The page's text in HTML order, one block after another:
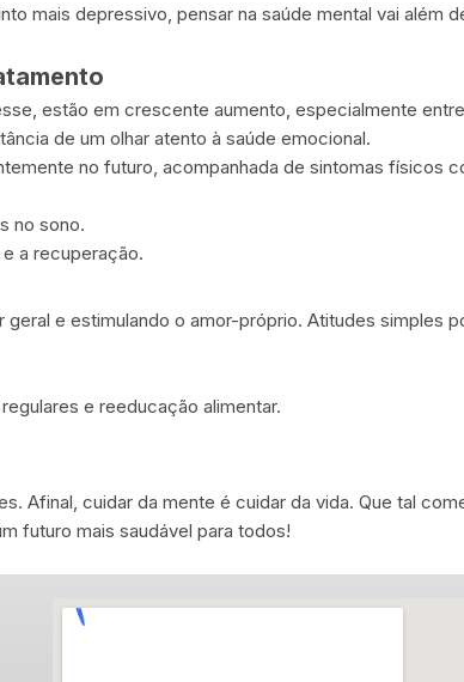
mais depressivo, pensar na saúde mental vai além
estão em crescente aumento, especialmente
de um olhar atento à saúde emocional.
no futuro, acompanhada de sintomas físicos
no sono.
a recuperação.
e estimulando o amor-próprio. Atitudes simples
e reeducação alimentar.
Afinal, cuidar da mente é cuidar da vida. Que tal
futuro mais saudável para todos!